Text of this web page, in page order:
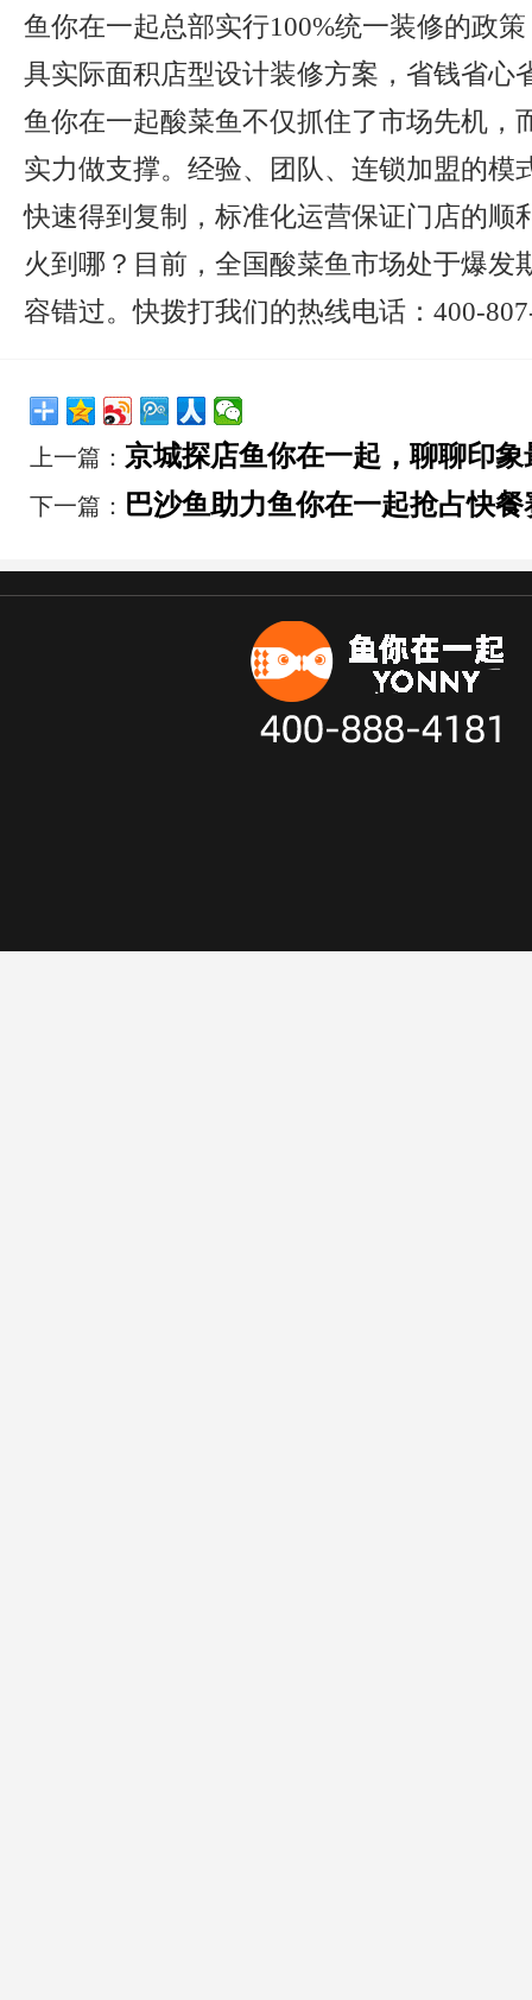
鱼你在一起总部实行100%统一装修的政
具实际面积店型设计装修方案，省钱省心
鱼你在一起酸菜鱼不仅抓住了市场先机，
实力做支撑。经验、团队、连锁加盟的模
快速得到复制，标准化运营保证门店的顺
火到哪？目前，全国酸菜鱼市场处于爆发
容错过。快拨打我们的热线电话：400-
上一篇： 京城探店鱼你在一起，聊聊印
下一篇： 巴沙鱼助力鱼你在一起抢占快餐